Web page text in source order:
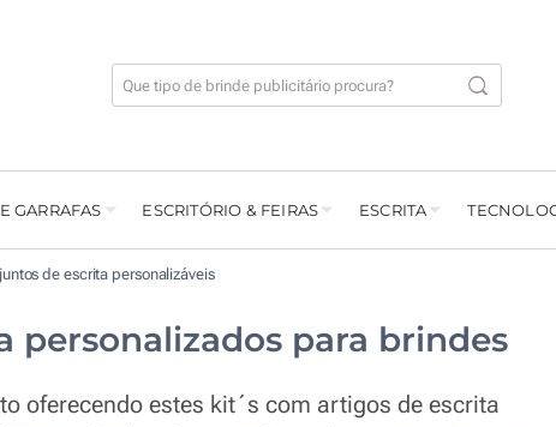
GARRAFAS ESCRITÓRIO & FEIRAS ESCRITA
de escrita personalizáveis
personalizados para brindes
oferecendo estes kit´s com artigos de escrita